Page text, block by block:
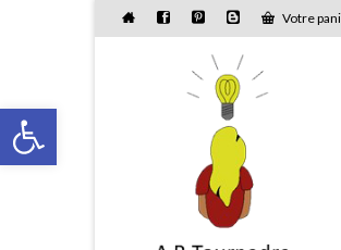
Ouvrir la barre d’outils
Votre